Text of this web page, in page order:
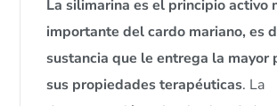
La silimarina es el principio activo
importante del cardo mariano, es
sustancia que le entrega la mayor
sus propiedades terapéuticas. La